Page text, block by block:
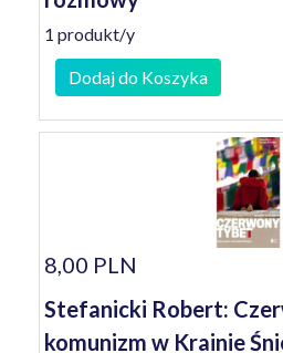
1 produkt/y
Dodaj do Koszyka
8,00 PLN
Stefanicki Robert:
komunizm w Krainie